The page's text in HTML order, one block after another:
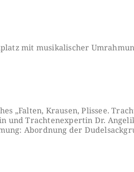
mit musikalischer
„Falten, Krausen, Plissee.
und Trachtenexpertin Dr.
Abordnung der